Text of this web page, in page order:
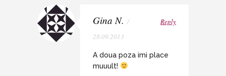
Gina N. /
28.09.2013
Reply
A doua poza imi place
muuult!